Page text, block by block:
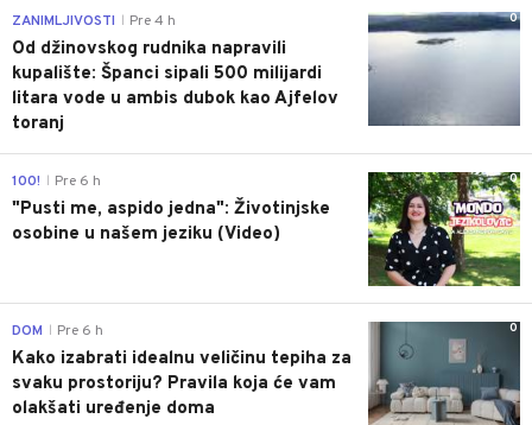
0
ZANIMLJIVOSTI Pre 4 h
Od džinovskog rudnika napravili
kupalište: Španci sipali 500 milijardi
litara vode u ambis dubok kao Ajfelov
toranj
0
100! Pre 6 h
"Pusti me, aspido jedna": Životinjske
osobine u našem jeziku (Video)
0
DOM Pre 6 h
Kako izabrati idealnu veličinu tepiha za
svaku prostoriju? Pravila koja će vam
olakšati uređenje doma